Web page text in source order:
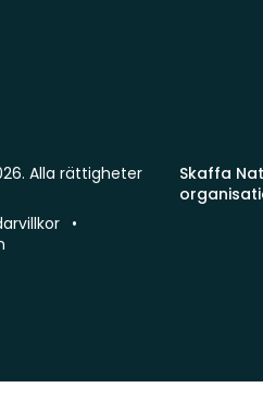
Skaffa
Alla rättigheter